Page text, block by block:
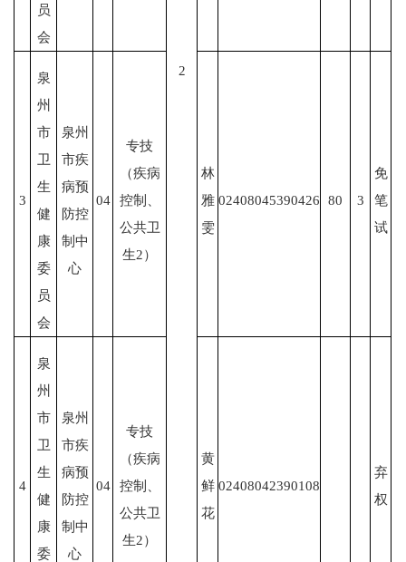
2
员
会
3
泉
州
市
卫
生
健
康
委
员
会
泉州
市疾
病预
防控
制中
心
04
专技
（疾病
控制、
公共卫
生2）
林
雅
雯
02408045390426 80 3
免
笔
试
4
泉
州
市
卫
生
健
康
委
泉州
市疾
病预
防控
制中
心
04
专技
（疾病
控制、
公共卫
生2）
黄
鲜
花
02408042390108
弃
权